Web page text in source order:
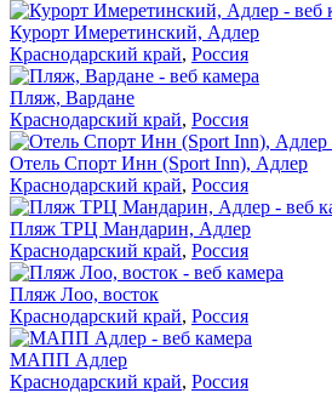
Курорт Имеретинский, Адлер
Краснодарский край, Россия
Пляж, Вардане
Краснодарский край, Россия
Отель Спорт Инн (Sport Inn), Адлер
Краснодарский край, Россия
Пляж ТРЦ Мандарин, Адлер
Краснодарский край, Россия
Пляж Лоо, восток
Краснодарский край, Россия
МАПП Адлер
Краснодарский край, Россия